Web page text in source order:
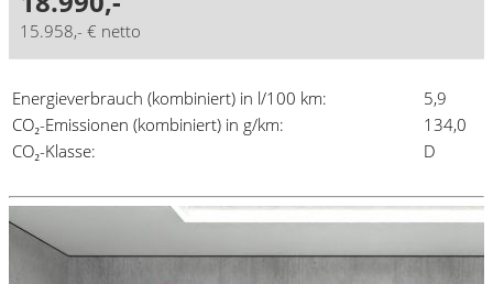
15.958,- € netto
Energieverbrauch (kombiniert) in l/100 km:
5,9
CO₂-Emissionen (kombiniert) in g/km:
134,0
CO₂-Klasse:
D